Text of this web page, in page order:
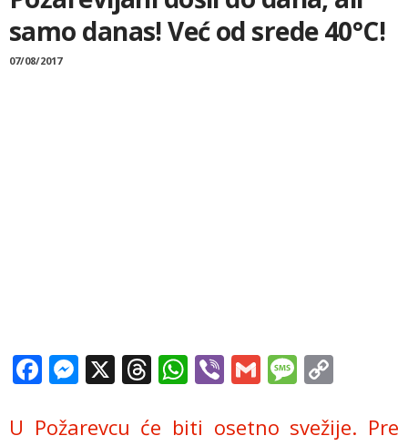
samo danas! Već od srede 40°C!
07/08/2017
Facebook
Messenger
X Threads
WhatsApp
ViberGmail
U Požarevcu će biti osetno svežije. Pre